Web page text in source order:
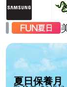
夏日保養月